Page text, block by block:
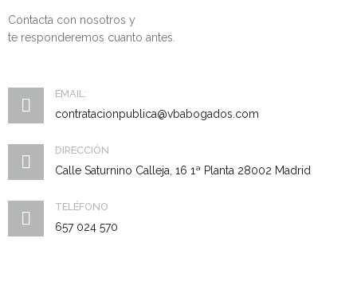
Contacta con nosotros y
te responderemos cuanto antes.
EMAIL:
contratacionpublica@vbabogados.com
DIRECCIÓN
Calle Saturnino Calleja, 16 1ª Planta 28002 Madrid
TELÉFONO
657 024 570